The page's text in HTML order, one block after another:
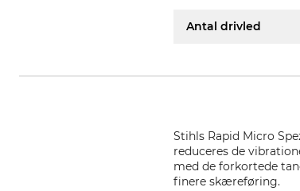
Antal drivled
Stihls Rapid Micro
reduceres de
med de forkortede
finere skæreføring.